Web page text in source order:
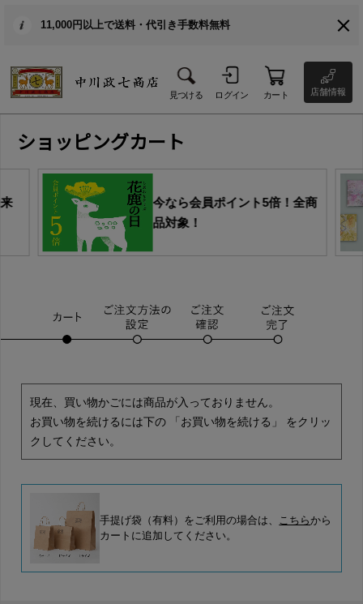
11,000円以上で送料・代引き手数料無料
見つける ログイン カート 店舗情報
ショッピングカート
今なら会員ポイント5倍！全商
品対象！
現在、買い物かごには商品が入っておりません。
お買い物を続けるには下の 「お買い物を続ける」 をクリッ
クしてください。
手提げ袋（有料）をご利用の場合は、 こちらから
カートに追加してください。